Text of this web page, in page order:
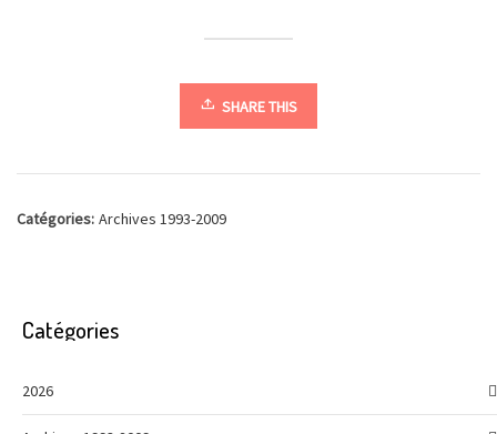
SHARE THIS
Catégories: Archives 1993-2009
Catégories
2026